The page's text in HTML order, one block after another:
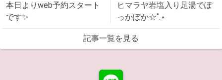
本日よりweb予約スタート
です✨
ヒマラヤ岩塩入り足湯でぽ
っかぽか☆˚.⋆
記事一覧を見る